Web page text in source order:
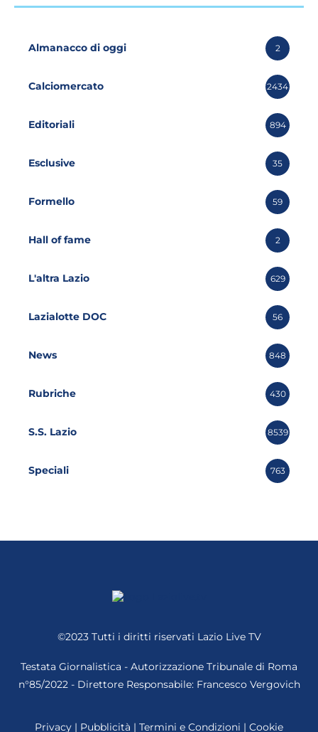
Almanacco di oggi 2
Calciomercato 2434
Editoriali 894
Esclusive 35
Formello 59
Hall of fame 2
L'altra Lazio 629
Lazialotte DOC 56
News 848
Rubriche 430
S.S. Lazio 8539
Speciali 763
©2023 Tutti i diritti riservati Lazio Live TV
Testata Giornalistica - Autorizzazione Tribunale di Roma
n°85/2022 - Direttore Responsabile: Francesco Vergovich
Privacy | Pubblicità | Termini e Condizioni | Cookie